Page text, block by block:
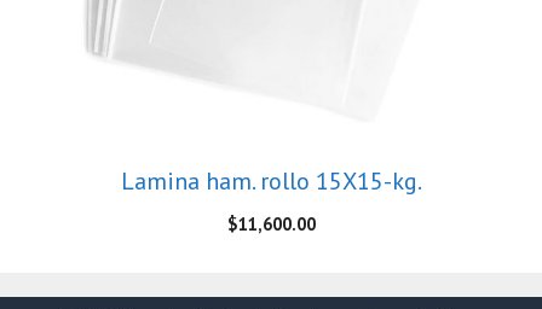
Lamina ham. rollo 15X15-kg.
$11,600.00